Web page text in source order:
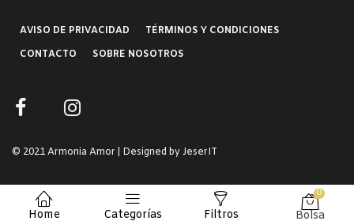
Home Categorías Filtros
0
Bolsa
AVISO DE PRIVACIDAD
TÉRMINOS Y CONDICIONES
CONTACTO
SOBRE NOSOTROS
© 2021 Armonia Amor | Designed by JeserIT